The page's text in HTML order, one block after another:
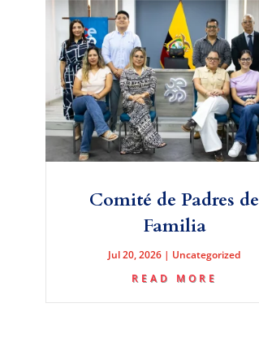
Comité de Padres de
Familia
Jul 20, 2026 | Uncategorized
READ MORE